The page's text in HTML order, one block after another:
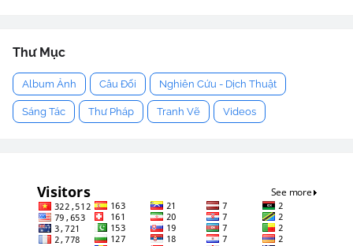
Thư Mục
Album Ảnh Câu Đối Nghiên Cứu - Dịch Thuật
Sáng Tác Thư Pháp Tranh Vẽ Videos